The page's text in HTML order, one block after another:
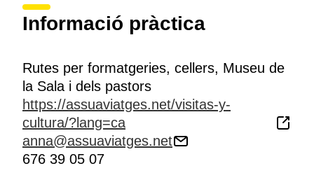
Informació pràctica
Rutes per formatgeries, cellers, Museu de
la Sala i dels pastors
https://assuaviatges.net/visitas-y-
cultura/?lang=ca
anna@assuaviatges.net
676 39 05 07